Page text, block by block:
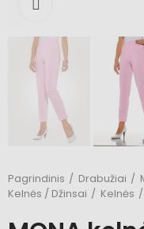
Pagrindinis Drabužiai
Kelnės / Džinsai
Kelnės